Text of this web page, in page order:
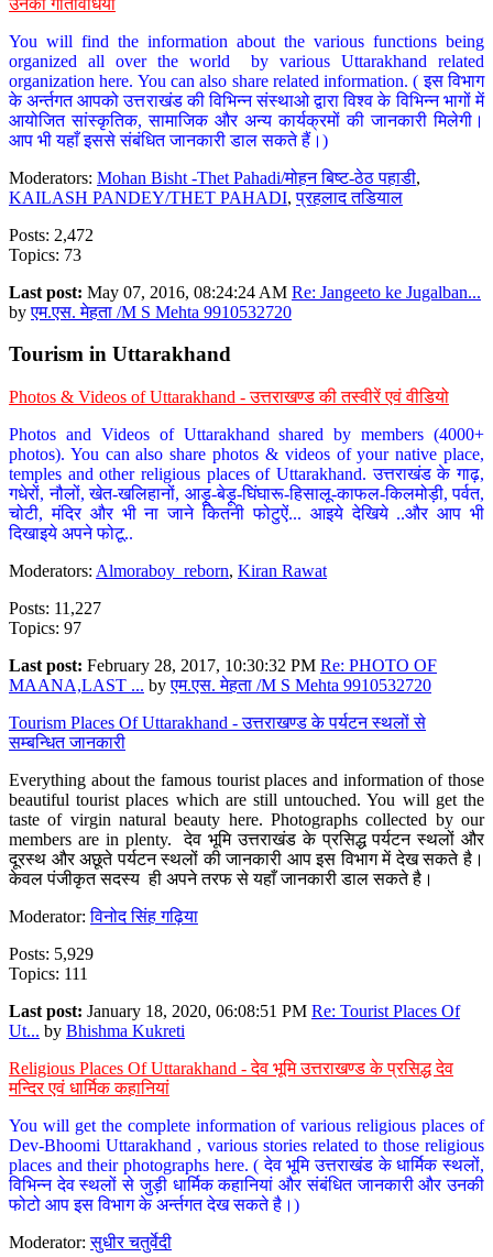
You will find the information about the various functions being
organized all over the world by various Uttarakhand related
organization here. You can also share related information. ( इस विभाग
के अर्न्तगत आपको उत्तराखंड की विभिन्न संस्थाओ द्वारा विश्व के विभिन्न भागों में
आयोजित सांस्कृतिक, सामाजिक और अन्य कार्यक्रमों की जानकारी मिलेगी।
आप भी यहाँ इससे संबंधित जानकारी डाल सकते हैं।)
Moderators: Mohan Bisht -Thet Pahadi/मोहन बिष्ट-ठेठ पहाडी,
KAILASH PANDEY/THET PAHADI,प्रहलाद तडियाल
Posts: 2,472
Topics: 73
Last post: May 07, 2016, 08:24:24 AM Re: Jangeeto ke Jugalban...
byएम.एस. मेहता /M S Mehta 9910532720
Tourism in Uttarakhand
Photos & Videos of Uttarakhand - उत्तराखण्ड की तस्वीरें एवं वीडियो
Photos and Videos of Uttarakhand shared by members (4000+
photos). You can also share photos & videos of your native place,
temples and other religious places of Uttarakhand. उत्तराखंड के गाढ़,
गधेरों, नौलों, खेत-खलिहानों, आड़ू-बेड़ू-घिंघारू-हिसालू-काफल-किलमोड़ी, पर्वत,
चोटी, मंदिर और भी ना जाने कितनी फोटुऐं... आइये देखिये ..और आप भी
दिखाइये अपने फोटू..
Moderators: Almoraboy_reborn, Kiran Rawat
Posts: 11,227
Topics: 97
Last post: February 28, 2017, 10:30:32 PM Re: PHOTO OF
MAANA,LAST ... byएम.एस. मेहता /M S Mehta 9910532720
Tourism Places Of Uttarakhand - उत्तराखण्ड के पर्यटन स्थलों से
सम्बन्धित जानकारी
Everything about the famous tourist places and information of those
beautiful tourist places which are still untouched. You will get the
taste of virgin natural beauty here. Photographs collected by our
members are in plenty. देव भूमि उत्तराखंड के प्रसिद्ध पर्यटन स्थलों और
दूरस्थ और अछूते पर्यटन स्थलों की जानकारी आप इस विभाग में देख सकते है।
केवल पंजीकृत सदस्य ही अपने तरफ से यहाँ जानकारी डाल सकते है।
Moderator:विनोद सिंह गढ़िया
Posts: 5,929
Topics: 111
Last post: January 18, 2020, 06:08:51 PM Re: Tourist Places Of
Ut... by Bhishma Kukreti
Religious Places Of Uttarakhand - देव भूमि उत्तराखण्ड के प्रसिद्ध देव
मन्दिर एवं धार्मिक कहानियां
You will get the complete information of various religious places of
Dev-Bhoomi Uttarakhand , various stories related to those religious
places and their photographs here. ( देव भूमि उत्तराखंड के धार्मिक स्थलों,
विभिन्न देव स्थलों से जुड़ी धार्मिक कहानियां और संबंधित जानकारी और उनकी
फोटो आप इस विभाग के अर्न्तगत देख सकते है।)
Moderator:सुधीर चतुर्वेदी